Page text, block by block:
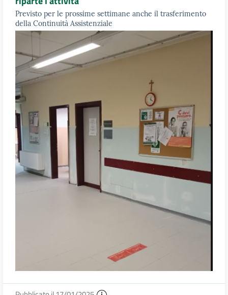
Previsto per le prossime settimane anche il trasferimento
della Continuità Assistenziale